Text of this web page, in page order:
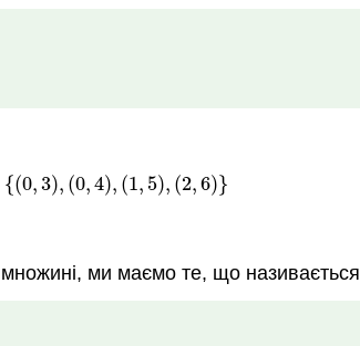
{(0,3), (0, 4), (1, 5), (2, 6)}
={(0,3), (0,4),( 1,5 ),(2,6) }
ми маємо те, що називається